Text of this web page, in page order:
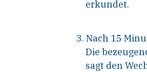
erkundet.
3. Nach 15
Die
sagt den